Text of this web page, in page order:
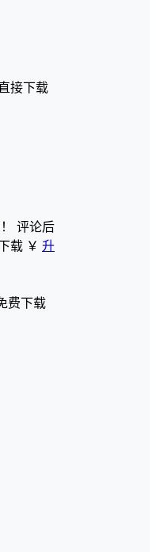
接下载
评论后
载 ￥ 升
费下载